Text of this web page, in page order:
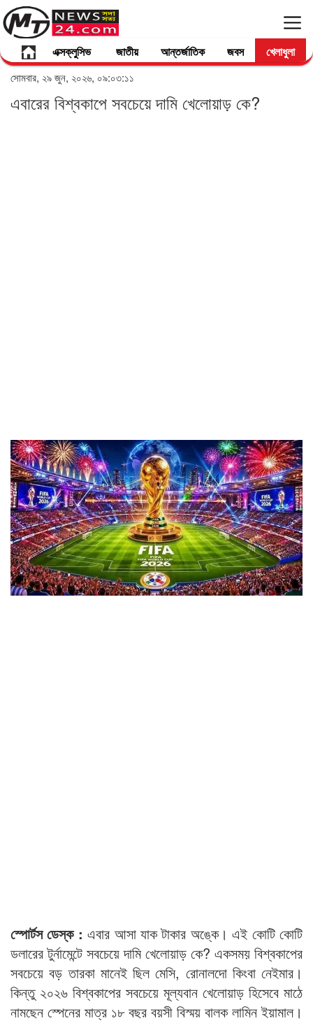
এক্সক্লুসিভ জাতীয় আন্তর্জাতিক জবস খেলাধুলা
সোমবার, ২৯ জুন, ২০২৬, ০৯:০৩:১১
এবারের বিশ্বকাপে সবচেয়ে দামি খেলোয়াড় কে?
স্পোর্টস ডেস্ক :এবার আসা যাক টাকার অঙ্কে। এই কোটি কোটি
ডলারের টুর্নামেন্টে সবচেয়ে দামি খেলোয়াড় কে? একসময় বিশ্বকাপের
সবচেয়ে বড় তারকা মানেই ছিল মেসি, রোনালদো কিংবা নেইমার।
কিন্তু ২০২৬ বিশ্বকাপের সবচেয়ে মূল্যবান খেলোয়াড় হিসেবে মাঠে
নামছেন স্পেনের মাত্র ১৮ বছর বয়সী বিস্ময় বালক লামিন ইয়ামাল।